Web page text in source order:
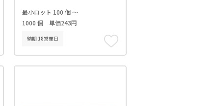
最小ロット 100 個 ～
1000 個 単価243円
納期 18営業日